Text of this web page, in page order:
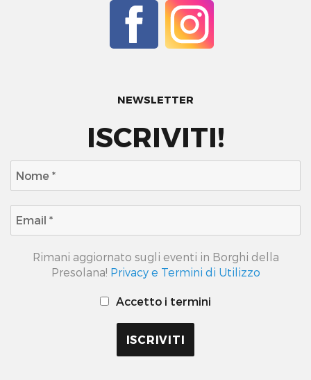
NEWSLETTER
ISCRIVITI!
Rimani aggiornato sugli eventi in Borghi della
Presolana! Privacy e Termini di Utilizzo
Accetto i termini